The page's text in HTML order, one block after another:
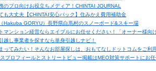
のプロ向けお役立ちメディア！CHINTAI JOURNAL
も大丈夫【CHINTAI安心パック】住みかえ費用補助金
Hakuba GORYU）長野県白馬村のスノーボード&スキー場
マンション経営ならエイブルにお任せください！「オーナー様向
越し事業者を探すなら単身引越しナビ！
ってみたい！そんなお部屋探しは、おもてなしドットコムをご利
プロフィールとストリートビュー掲載はMEO対策サポートにお任